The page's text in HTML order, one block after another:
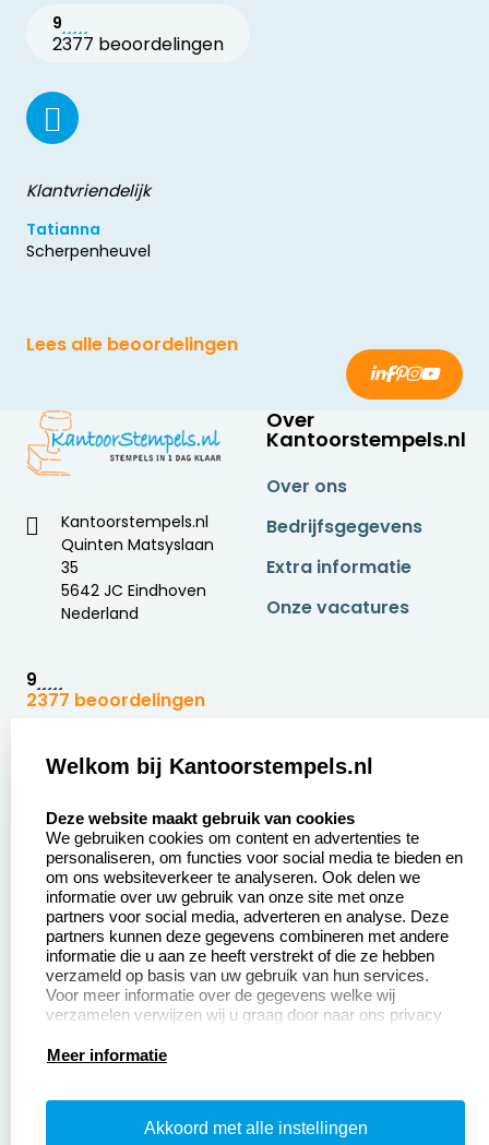
9
2377 beoordelingen
Klantvriendelijk
Tatianna
Scherpenheuvel
Lees alle beoordelingen
Kantoorstempels.nl
Quinten Matsyslaan
35
5642 JC Eindhoven
Nederland
9
2377 beoordelingen
Over
Kantoorstempels.nl
Over ons
Bedrijfsgegevens
Extra informatie
Onze vacatures
Zakelijk:
Aanvraag op maat
Betaling &
Verzending
Wederverkoper
worden
Sale
Klantenservice:
Contact opnemen
Veel gestelde vragen
Retourneren
Herroepingsrecht
Productinformatie:
Instructiepagina
Welkom bij Kantoorstempels.nl
Deze website maakt gebruik van cookies
We gebruiken cookies om content en advertenties te
personaliseren, om functies voor social media te bieden en
om ons websiteverkeer te analyseren. Ook delen we
informatie over uw gebruik van onze site met onze
partners voor social media, adverteren en analyse. Deze
partners kunnen deze gegevens combineren met andere
informatie die u aan ze heeft verstrekt of die ze hebben
verzameld op basis van uw gebruik van hun services.
Voor meer informatie over de gegevens welke wij
verzamelen verwijzen wij u graag door naar ons privacy
Meer informatie
Akkoord met alle instellingen